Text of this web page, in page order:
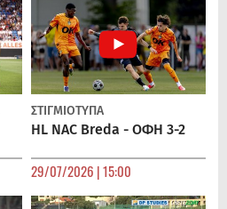
ΣΤΙΓΜΙΟΤΥΠΑ
HL NAC Breda - ΟΦΗ 3-2
29/07/2026 | 15:00